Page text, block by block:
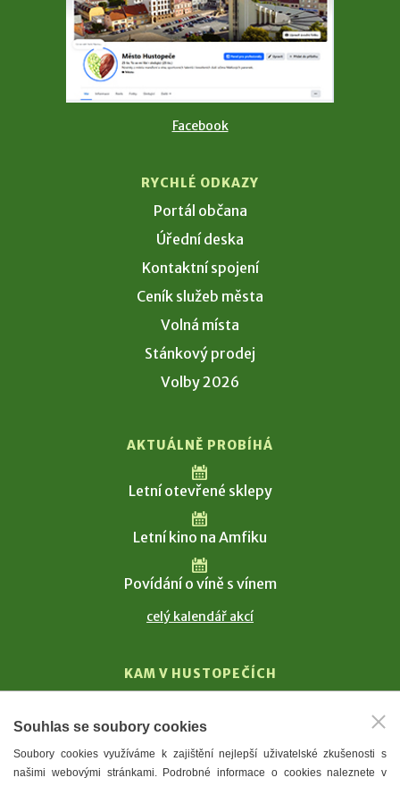
Facebook
RYCHLÉ ODKAZY
Portál občana
Úřední deska
Kontaktní spojení
Ceník služeb města
Volná místa
Stánkový prodej
Volby 2026
AKTUÁLNĚ PROBÍHÁ
Letní otevřené sklepy
Letní kino na Amfiku
Povídání o víně s vínem
celý kalendář akcí
KAM V HUSTOPEČÍCH
T. G. Masaryk
Mandloně
Souhlas se soubory cookies
Soubory cookies využíváme k zajištění nejlepší uživatelské zkušenosti s
našimi webovými stránkami. Podrobné informace o cookies naleznete v